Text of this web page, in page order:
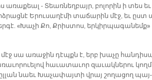
ա­ռա­քեալ - Տեառ­նեղ­բայր, բո­լո­րին ի տես եւ
Ե­րու­սա­ղէ­մի տա­ճա­րին մէջ, եւ ըստ
«Խա­չի Քո, Քրիս­տոս, եր­կիր­պա­գա­նեմք»
սա ա­ռա­ջին դէպքն է, երբ խա­չը
հա­ւա­տա­ւոր զա­ւակ­նե­րու
նաեւ Խա­չա­փայ­տի վրայ շո­ղա­ցող պայ­